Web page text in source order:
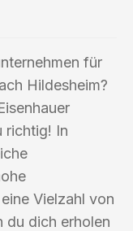
für
Hildesheim?
richtig! In
Vielzahl von
du dich erholen